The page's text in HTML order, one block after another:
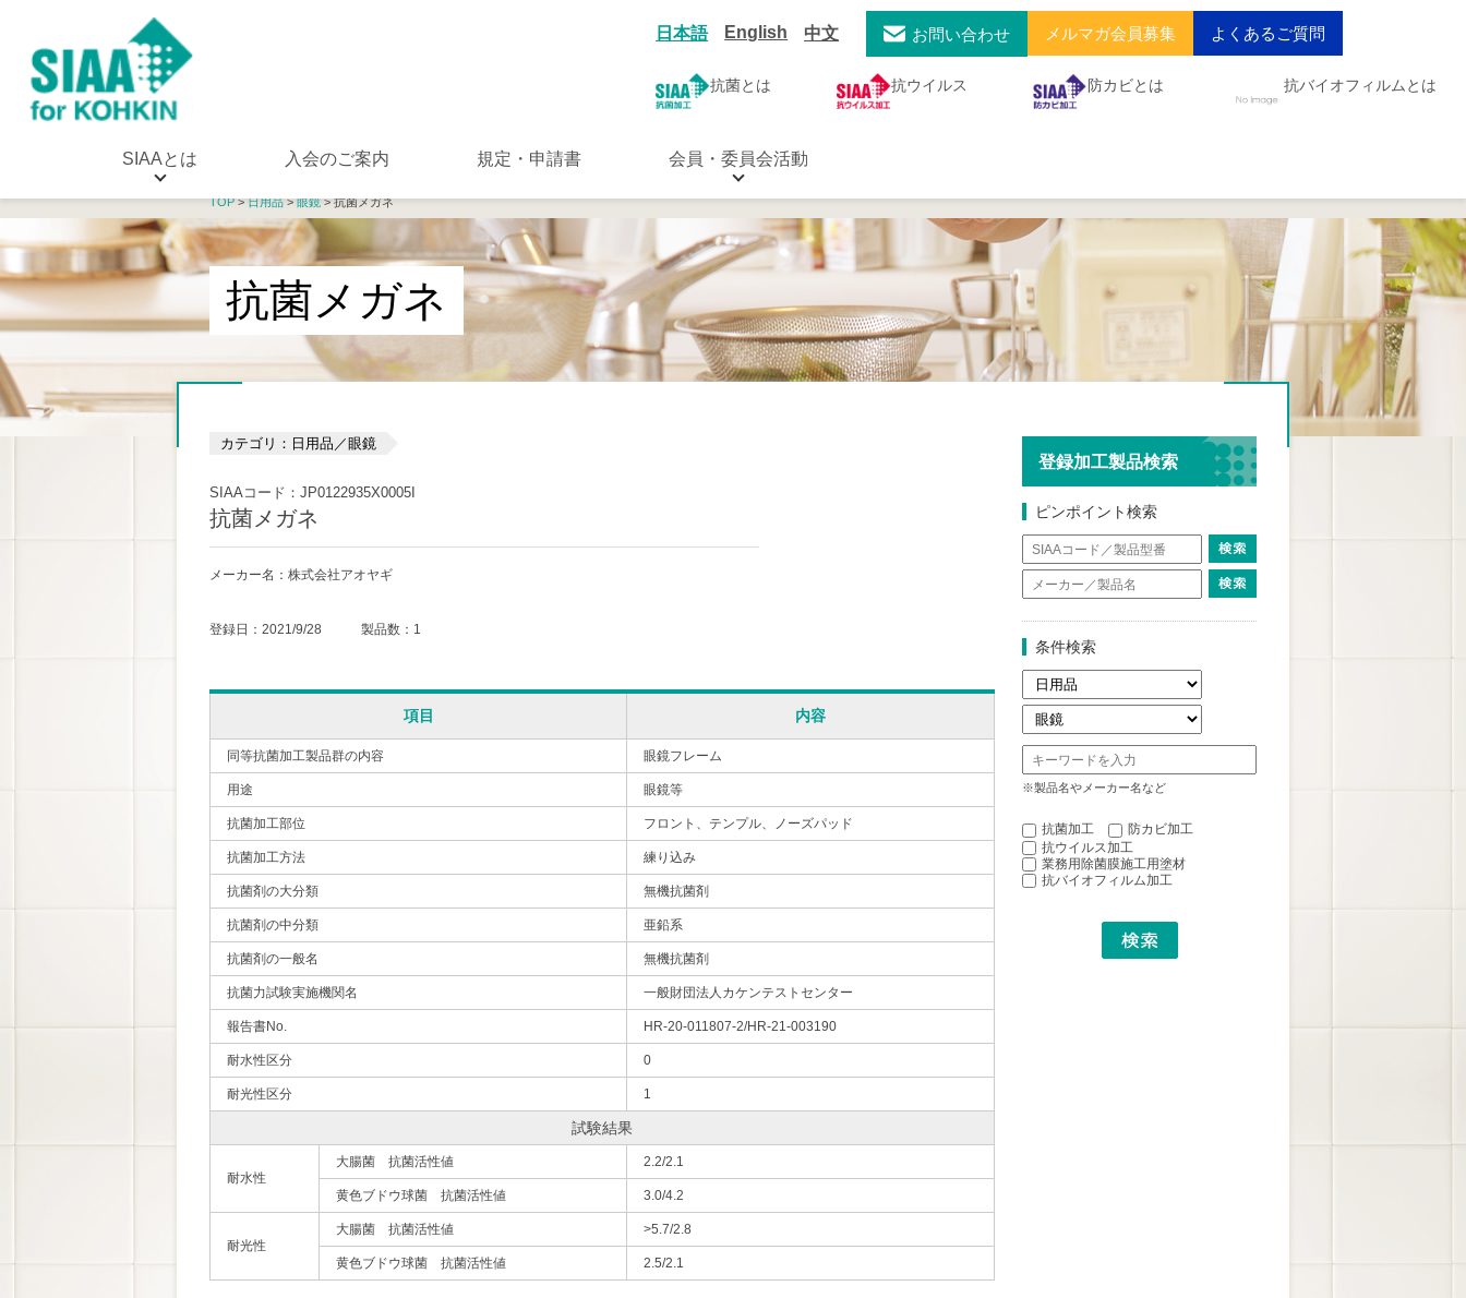
日本語 English 中文 お問い合わせ メルマガ会員募集 よくあるご質問
抗菌とは 抗ウイルス 防カビとは 抗バイオフィルムとは
SIAAとは 入会のご案内 規定・申請書 会員・委員会活動
TOP>日用品>眼鏡> 抗菌メガネ
抗菌メガネ
カテゴリ：日用品／眼鏡
SIAAコード：JP0122935X0005I
抗菌メガネ
メーカー名：株式会社アオヤギ
登録日：2021/9/28 製品数：1
項目 内容
同等抗菌加工製品群の内容 眼鏡フレーム
用途 眼鏡等
抗菌加工部位 フロント、テンプル、ノーズパッド
抗菌加工方法 練り込み
抗菌剤の大分類 無機抗菌剤
抗菌剤の中分類 亜鉛系
抗菌剤の一般名 無機抗菌剤
抗菌力試験実施機関名 一般財団法人カケンテストセンター
報告書No. HR-20-011807-2/HR-21-003190
耐水性区分 0
耐光性区分 1
試験結果
耐水性
大腸菌 抗菌活性値 2.2/2.1
黄色ブドウ球菌 抗菌活性値 3.0/4.2
耐光性
大腸菌 抗菌活性値 >5.7/2.8
黄色ブドウ球菌 抗菌活性値 2.5/2.1
登録加工製品検索
ピンポイント検索
条件検索
※製品名やメーカー名など
抗菌加工
防カビ加工
抗ウイルス加工
業務用除菌膜施工用塗材
抗バイオフィルム加工